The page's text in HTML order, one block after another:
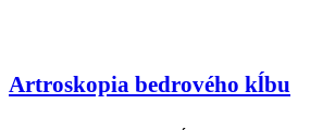
Artroskopia bedrového kĺbu